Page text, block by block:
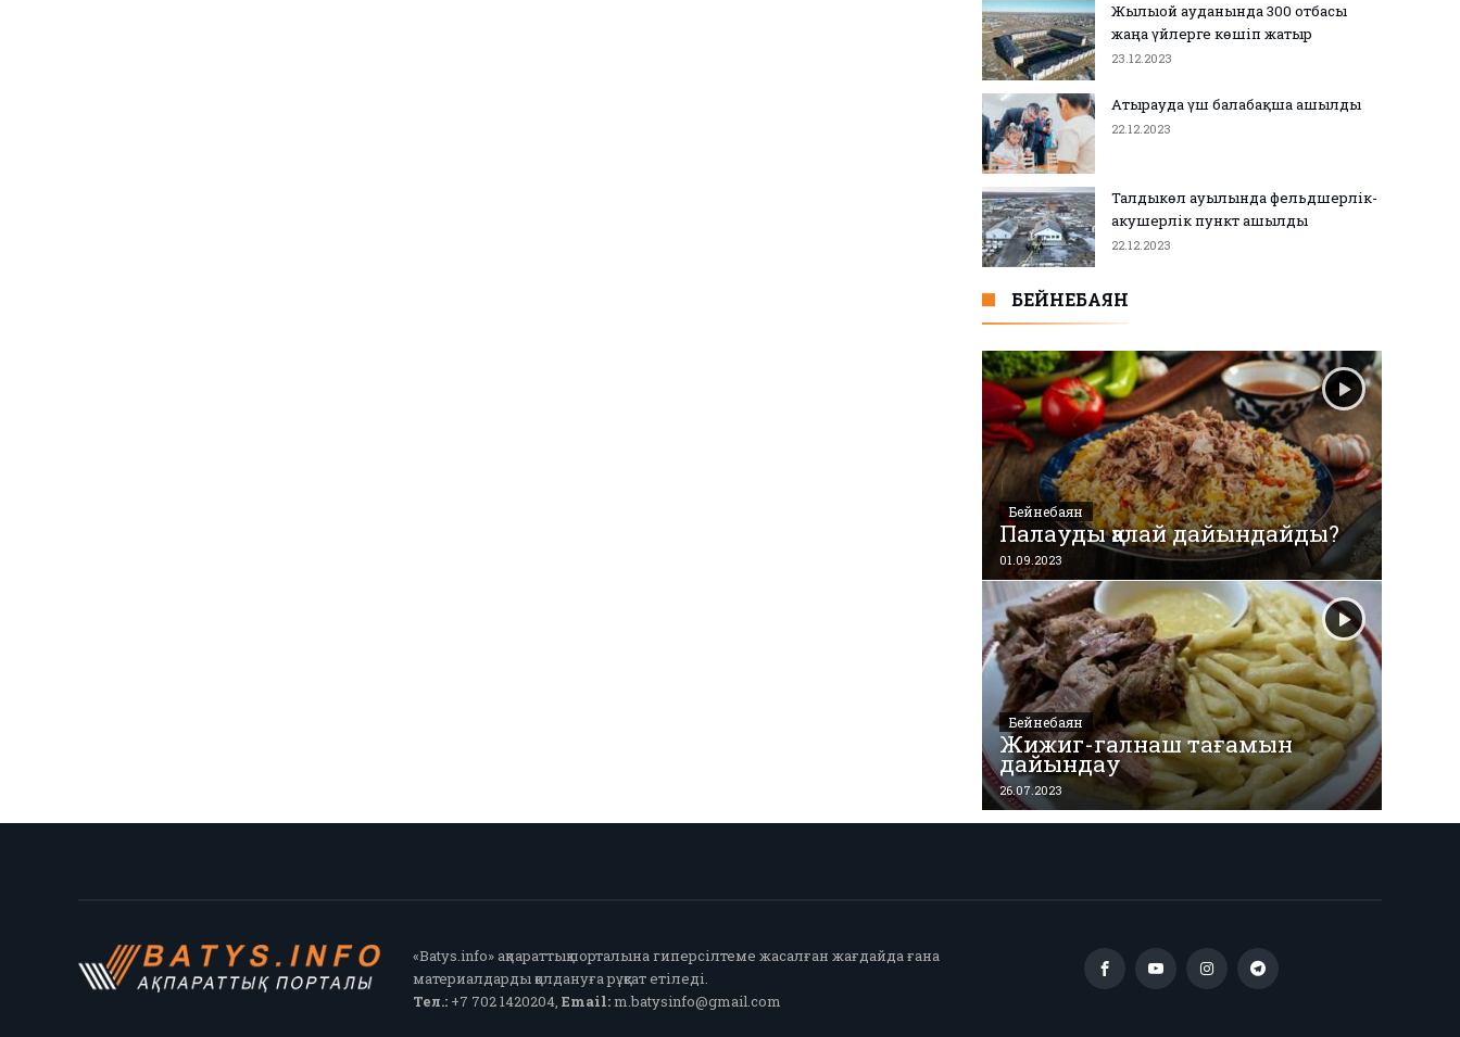
Жылыой ауданында 300 отбасы
жаңа үйлерге көшіп жатыр
23.12.2023
Атырауда үш балабақша ашылды
22.12.2023
Талдыкөл ауылында фельдшерлік-
акушерлік пункт ашылды
22.12.2023
БЕЙНЕБАЯН
Бейнебаян
Палауды қалай дайындайды?
01.09.2023
Бейнебаян
Жижиг-галнаш тағамын
дайындау
26.07.2023
«Batys.info» ақпараттық порталына гиперсілтеме жасалған жағдайда ғана
материалдарды қолдануға рұқсат етіледі.
Тел.:+7 702 1420204, Email:m.batysinfo@gmail.com